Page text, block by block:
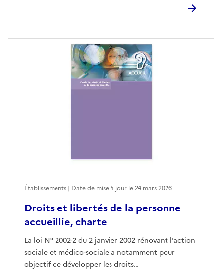
Droits et libertés de la personne
accueillie, charte
La loi N° 2002-2 du 2 janvier 2002 rénovant l’action
sociale et médico-sociale a notamment pour
objectif de développer les droits…
Établissements | Date de mise à jour le24 mars 2026